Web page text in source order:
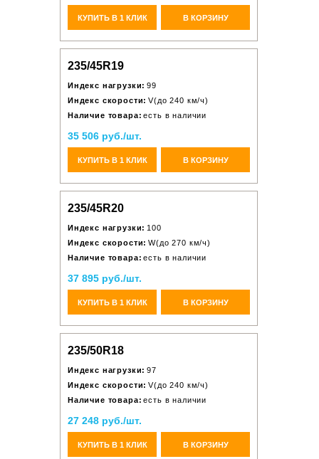
КУПИТЬ В 1 КЛИК В КОРЗИНУ
235/45R19
Индекс нагрузки: 99
Индекс скорости: V(до 240 км/ч)
Наличие товара: есть в наличии
35 506 руб./шт.
КУПИТЬ В 1 КЛИК В КОРЗИНУ
235/45R20
Индекс нагрузки: 100
Индекс скорости: W(до 270 км/ч)
Наличие товара: есть в наличии
37 895 руб./шт.
КУПИТЬ В 1 КЛИК В КОРЗИНУ
235/50R18
Индекс нагрузки: 97
Индекс скорости: V(до 240 км/ч)
Наличие товара: есть в наличии
27 248 руб./шт.
КУПИТЬ В 1 КЛИК В КОРЗИНУ